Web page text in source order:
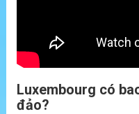
Luxembourg có
đảo?